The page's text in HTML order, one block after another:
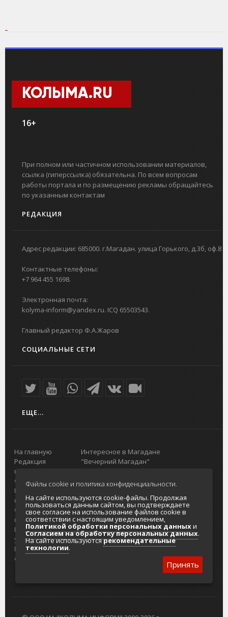
КОЛЫМА.RU
16+
При полном или частичном использовании материалов,
ссылка (гиперссылка) обязательна. По всем вопросам
работы портала и по размещению рекламы обращайтесь
по указанным контактам
РЕДАКЦИЯ
Адрес редакции: 685000. г.Магадан. улица Горького, д.3б, оф.8
Контактные телефоны:
+7 964 455 1698.
Электронная почта:
kolyma-inform@yandex.ru. ICQ 65503543.
Главный редактор Ф.А.Жаров
СОЦИАЛЬНЫЕ СЕТИ
ЕЩЕ...
На главную
Редакция
портала
О проекте
Реклама на
портале
Отзывы и
предложения
Интернет-
услуги
Разработка
сайтов
Интересное в Магадане
"Вечерний Магадан"
Городская доска объявлений
Реклама
Главный туристический портал
Колымы
Политика в отношении обработки
персональных данных
Согласие на обработку персональных
данных
Файлы cookie и политика конфиденциальности.
На сайте используются cookie-файлы. Продолжая
пользоваться данным сайтом, вы подтверждаете
свое согласие на использование файлов cookie в
соответствии с настоящим уведомлением,
Политикой обработки персональных данныхи
Согласием на обработку персональных данных.
На сайте используютсярекомендательные
технологии.
Принять